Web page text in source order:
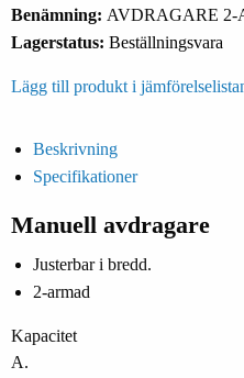
Benämning: AVDRAGARE
Lagerstatus: Beställningsvara
Lägg till produkt i
Beskrivning
Specifikationer
Manuell avdragare
Justerbar i bredd.
2-armad
Kapacitet
A.